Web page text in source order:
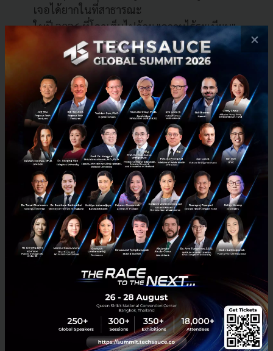
เจอได้ยากในที่สาธารณะ
ในปี 2026 ที่โลกเต็มไปด้วย "ความไร้ระเบียบ"
ข้อมูลในงานนี้จะเป็นเกราะป้องกันความเสี่ยงสำหรับ
เงินทุนของคุณ
นักลงทุนรายใหญ่ที่ต้องการกลยุทธ์เชิงรุกเพื่อปกป้อง
ความมั่งคั่งและมองหาโอกาสในสินทรัพย์นอก
กระแส
ผู้บริหารระดับสูงที่ต้องวางกลยุทธ์องค์กรให้สอดรับ
กับความผันผวนของเศรษฐกิจมหภาคและการ
เปลี่ยนแปลงของห่วงโซ่อุปทานโลก
นักจัดการกองทุนที่ต้องการอัปเดตมุมมองจากกูรูและ
นักวิเคราะห์ชั้นนำ เพื่อนำไปปรับใช้กับการบริหาร
พอร์ตระดับสถาบัน
ที่ปรึกษาทางการเงินที่ต้องการข้อมูลเชิงลึก เพื่อไป
ให้คำแนะนำแก่ลูกค้าท่ามกลางสภาวะตลาดที่คาด
ทายาทธุรกิจที่กำลังเตรียมรับช่วงต่อการบริหารความ
มั่งคั่งของครอบครัวในยุค Digital Transformation
และโลกการเงินใหม่
💬 งานสัมมนา กรุงเทพธุรกิจ Thailand Investment
×